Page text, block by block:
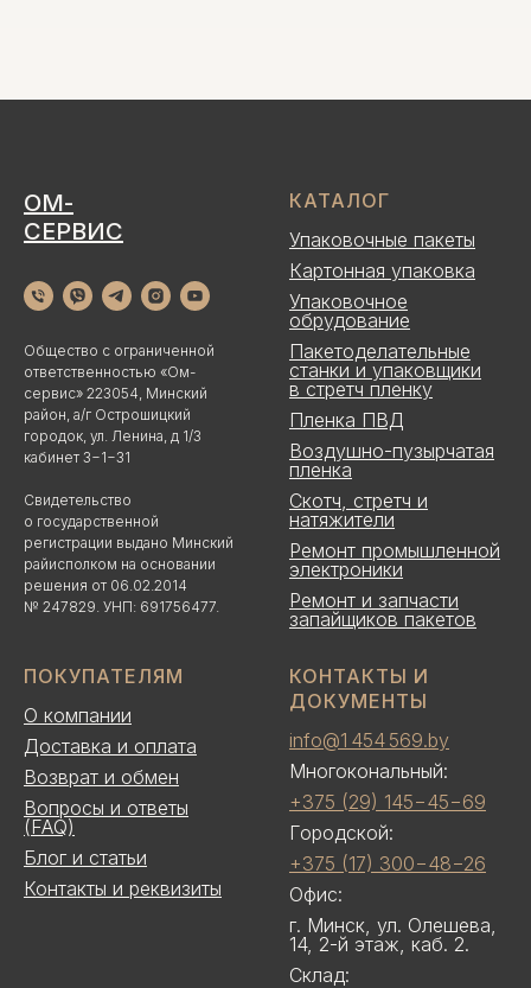
ОМ-
СЕРВИС
Общество с ограниченной
ответственностью «Ом-
сервис» 223054, Минский
район, а/г Острошицкий
городок, ул. Ленина, д 1/3
кабинет 3−1−31
Свидетельство
о государственной
регистрации выдано Минский
райисполком на основании
решения от 06.02.2014
№ 247829. УНП: 691756477.
КАТАЛОГ
Упаковочные пакеты
Картонная упаковка
Упаковочное
обрудование
Пакетоделательные
станки и упаковщики
в стретч пленку
Пленка ПВД
Воздушно-пузырчатая
пленка
Скотч, стретч и
натяжители
Ремонт промышленной
электроники
Ремонт и запчасти
запайщиков пакетов
ПОКУПАТЕЛЯМ
О компании
Доставка и оплата
Возврат и обмен
Вопросы и ответы
(FAQ)
Блог и статьи
Контакты и реквизиты
КОНТАКТЫ И
ДОКУМЕНТЫ
info@1 454 569.by
Многокональный:
+375 (29) 145−45−69
Городской:
+375 (17) 300−48−26
Офис:
г. Минск, ул. Олешева,
14, 2-й этаж, каб. 2.
Склад: